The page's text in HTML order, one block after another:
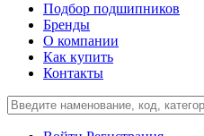
Подбор подшипников
Бренды
О компании
Как купить
Контакты